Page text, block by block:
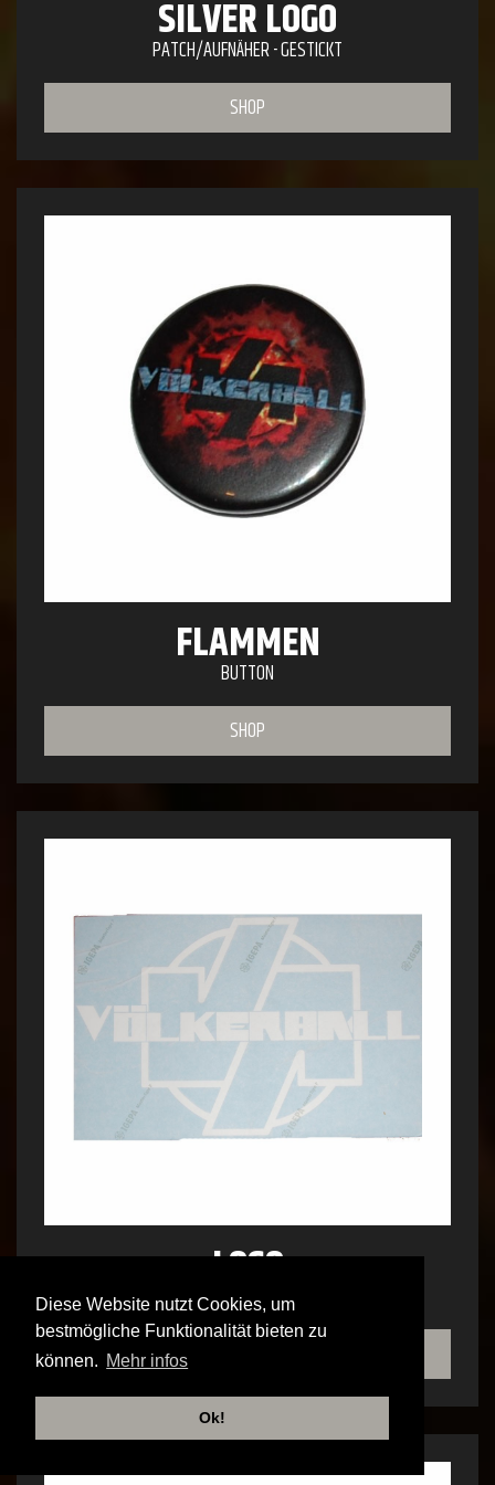
Diese Website nutzt Cookies, um
bestmögliche Funktionalität bieten zu
können. Mehr infos
Ok!
SILVER LOGO
PATCH/AUFNÄHER - GESTICKT
SHOP
FLAMMEN
BUTTON
SHOP
LOGO
HECKSCHEIBENAUFKLEBER AUSSEN